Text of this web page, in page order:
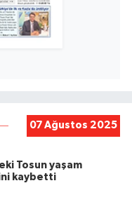
07 Ağustos 2025
Tosun yaşam
kaybetti